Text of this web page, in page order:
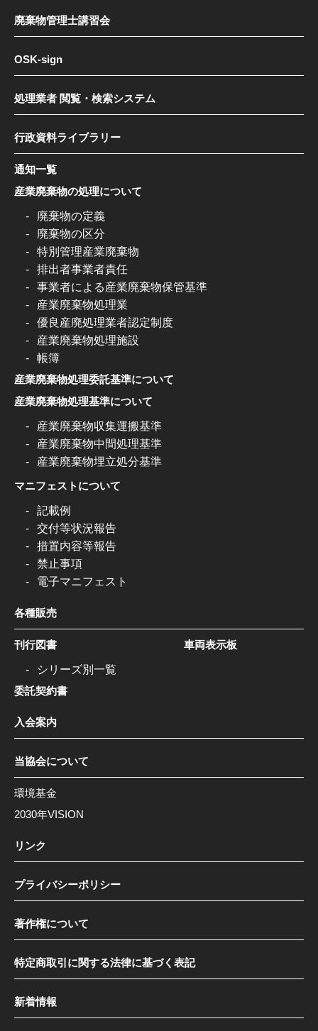
廃棄物管理士講習会
OSK-sign
処理業者 閲覧・検索システム
行政資料ライブラリー
通知一覧
産業廃棄物の処理について
廃棄物の定義
廃棄物の区分
特別管理産業廃棄物
排出者事業者責任
事業者による産業廃棄物保管基準
産業廃棄物処理業
優良産廃処理業者認定制度
産業廃棄物処理施設
帳簿
産業廃棄物処理委託基準について
産業廃棄物処理基準について
産業廃棄物収集運搬基準
産業廃棄物中間処理基準
産業廃棄物埋立処分基準
マニフェストについて
記載例
交付等状況報告
措置内容等報告
禁止事項
電子マニフェスト
各種販売
刊行図書
シリーズ別一覧
委託契約書
車両表示板
入会案内
当協会について
環境基金
2030年VISION
リンク
プライバシーポリシー
著作権について
特定商取引に関する法律に基づく表記
新着情報